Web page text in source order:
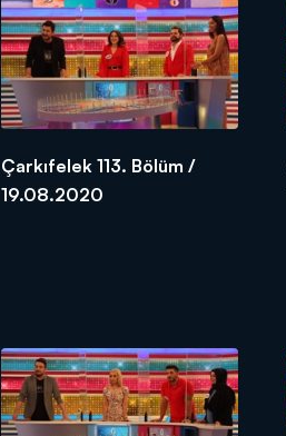
Çarkıfelek 113. Bölüm /
19.08.2020